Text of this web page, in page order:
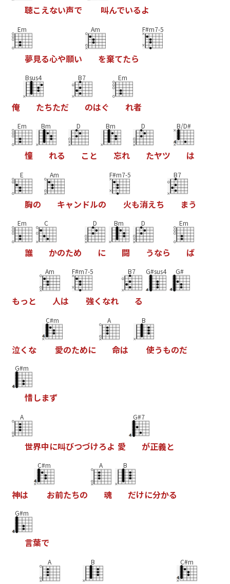
聴こえない声で 叫んでいるよ
Em
夢見る心や願い
Am
を棄てたら
F#m7-5
俺
Bsus4
たちただ
B7
のはぐ
Em
れ者
Em
憧
Bm
れる
D
こ と
Bm
忘れ
D
たヤツ
B/D#
は
E
胸の
Am
キャン ドルの
F#m7-5
火も消えち
B7
まう
Em
誰
C
かのため
D
に
Bm
闘
D
うなら
Em
ば
もっ と
Am
人は
F#m7-5
強く なれ
B7
る
G#sus4 G#
泣く な
C#m
愛のために
A
命は
B
使うものだ
G#m
惜しまず
A
世界中に叫びつづけろよ 愛
G#7
が正義と
神は
C#m
お前たちの
A
魂
B
だけに分かる
G#m
言葉で
A B C#m